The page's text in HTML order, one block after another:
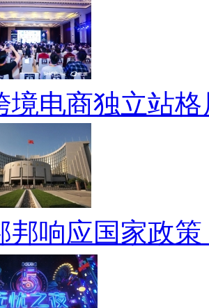
境电商独立站格
邦响应国家政策